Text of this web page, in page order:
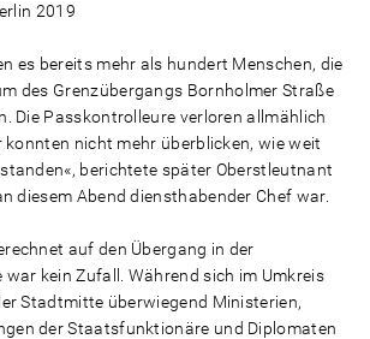
2019
es bereits mehr als hundert Menschen, die
des Grenzübergangs Bornholmer Straße
Die Passkontrolleure verloren allmählich
konnten nicht mehr überblicken, wie weit
berichtete später Oberstleutnant
diesem Abend diensthabender Chef war.
auf den Übergang in der
war kein Zufall. Während sich im Umkreis
Stadtmitte überwiegend Ministerien,
der Staatsfunktionäre und Diplomaten